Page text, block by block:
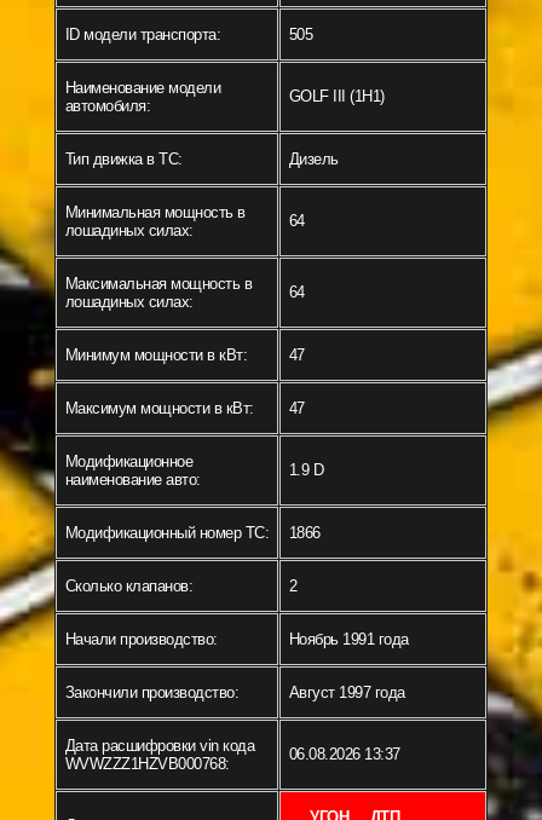
ID модели транспорта: 505
Наименование модели
автомобиля:
GOLF III (1H1)
Тип движка в ТС: Дизель
Минимальная мощность в
лошадиных силах:
64
Максимальная мощность в
лошадиных силах:
64
Минимум мощности в кВт: 47
Максимум мощности в кВт: 47
Модификационное
наименование авто:
1.9 D
Модификационный номер ТС: 1866
Сколько клапанов: 2
Начали производство: Ноябрь 1991 года
Закончили производство: Август 1997 года
Дата расшифровки vin кода
WVWZZZ1HZVB000768:
06.08.2026 13:37